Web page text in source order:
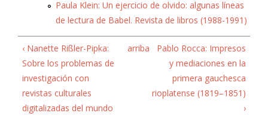
Paula Klein: Un ejercicio de olvido: algunas líneas
de lectura de Babel. Revista de libros (1988-1991)
‹ Nanette Rißler-Pipka:
Sobre los problemas de
investigación con
revistas culturales
digitalizadas del mundo
arriba
Pablo Rocca: Impresos
y mediaciones en la
primera gauchesca
rioplatense (1819–1851)
›